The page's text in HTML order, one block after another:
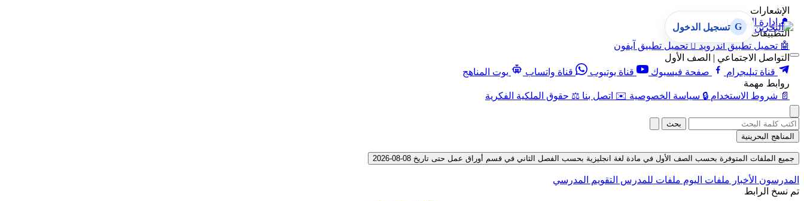
الإشعارات
🔔 إدارة الإشعارات
التطبيقات
🤖 تحميل تطبيق أندرويد  تحميل تطبيق آيفون
التواصل الاجتماعي | الصف الأول
قناة تيليجرام
صفحة فيسبوك قناة يوتيوب قناة واتساب
بوت المناهج
روابط مهمة
📄 شروط الاستخدام 🔒 سياسة الخصوصية ✉️ اتصل بنا ⚖️ حقوق الملكية الفكرية
G تسجيل الدخول
بحث
المناهج البحرينية
جميع الملفات المتوفرة بحسب الصف الأول في مادة لغة انجليزية بحسب الفصل الثاني في قسم أوراق عمل حتى تاريخ 08-08-2026
المدرسون الأخبار ملفات اليوم ملفات للمدرس التقويم المدرسي
تم نسخ الرابط